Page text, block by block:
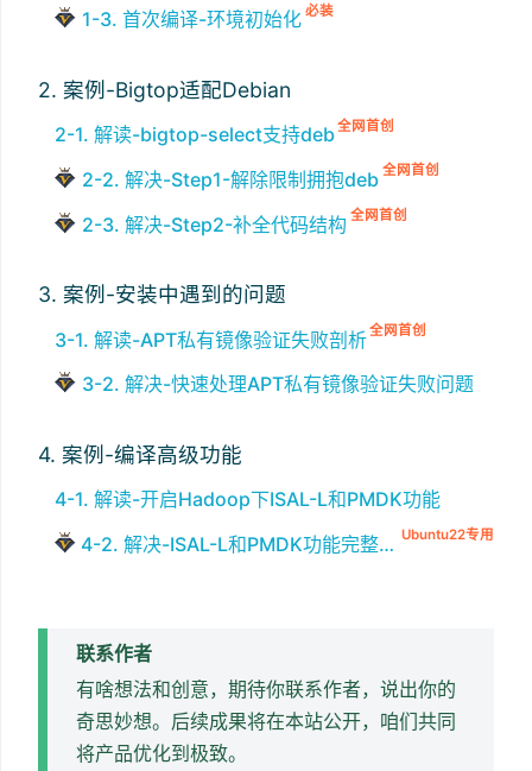
1-3. 首次编译-环境初始化 必装
2. 案例-Bigtop适配Debian
2-1. 解读-bigtop-select支持deb 全网首创
2-2. 解决-Step1-解除限制拥抱deb 全网首创
2-3. 解决-Step2-补全代码结构 全网首创
3. 案例-安装中遇到的问题
3-1. 解读-APT私有镜像验证失败剖析 全网首创
3-2. 解决-快速处理APT私有镜像验证失败问题
4. 案例-编译高级功能
4-1. 解读-开启Hadoop下ISAL-L和PMDK功能
4-2. 解决-ISAL-L和PMDK功能完整环境包 Ubuntu22专用
联系作者
有啥想法和创意，期待你联系作者，说出你的
奇思妙想。后续成果将在本站公开，咱们共同
将产品优化到极致。